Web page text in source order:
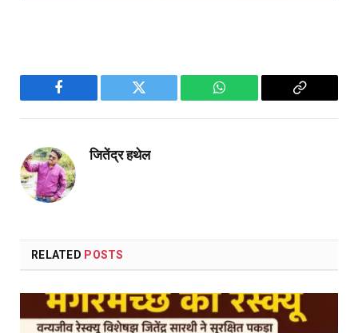
Facebook Twitter WhatsApp
Copy
जितेंद्र हथेल
RELATED POSTS